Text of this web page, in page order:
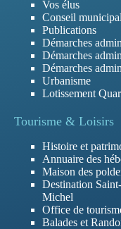
Vos élus
Conseil municipal
Publications
Démarches
Démarches
Démarches
Urbanisme
Lotissement
Tourisme & Loisirs
Histoire et
Annuaire des
Maison des
Destination
Michel
Office de
Balades et